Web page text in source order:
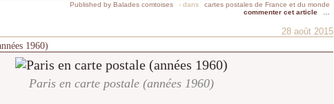
Published by Balades comtoises - dans
cartes postales de France et du monde
commenter cet article
28 août 2015
1960)
Paris en carte postale (années 1960)